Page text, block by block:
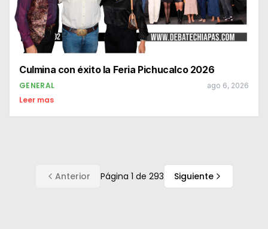
Culmina con éxito la Feria Pichucalco 2026
GENERAL ago 6, 2026
Leer mas
Anterior Página 1 de 293 Siguiente